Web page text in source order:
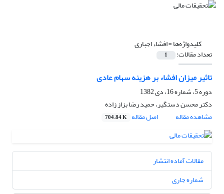
کلیدواژه‌ها =افشاء اجباری
تعداد مقالات: 1
تاثیر میزان افشاء بر هزینه سهام عادی
دوره 5، شماره 16، دی 1382
دکتر محسن دستگیر، حمید رضا بزاز زاده
مشاهده مقاله
اصل مقاله 704.84 K
مقالات آماده انتشار
شماره جاری